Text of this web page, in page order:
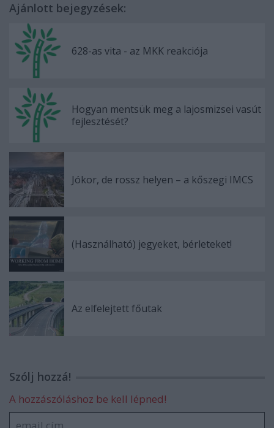
Ajánlott bejegyzések:
628-as vita - az MKK reakciója
Hogyan mentsük meg a lajosmizsei vasút
fejlesztését?
Jókor, de rossz helyen – a kőszegi IMCS
(Használható) jegyeket, bérleteket!
Az elfelejtett főutak
Szólj hozzá!
A hozzászóláshoz be kell lépned!